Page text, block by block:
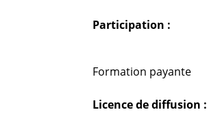
Participation :
Formation payante
Licence de diffusion :